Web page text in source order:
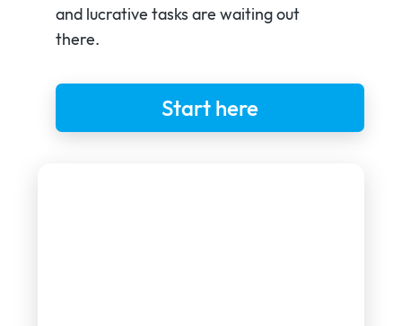
and lucrative tasks are waiting out
there.
Start here